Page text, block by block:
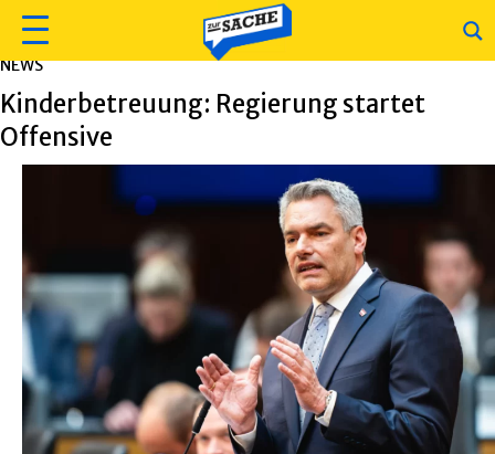
NEWS
Kinderbetreuung: Regierung startet
Offensive